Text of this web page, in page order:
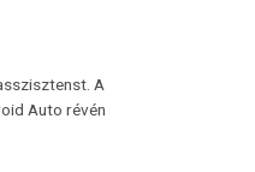
A
Auto révén